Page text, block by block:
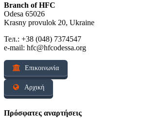
Branch of HFC
Odesa 65026
Krasny provulok 20, Ukraine
Тел.: +38 (048) 7374547
e-mail: hfc@hfcodessa.org
Επικοινωνία
Αρχική
Πρόσφατες αναρτήσεις